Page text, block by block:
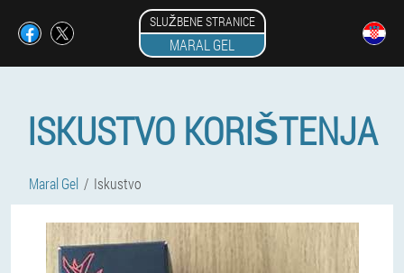
SLUŽBENE STRANICE
MARAL GEL
ISKUSTVO KORIŠTENJA
Maral Gel Iskustvo